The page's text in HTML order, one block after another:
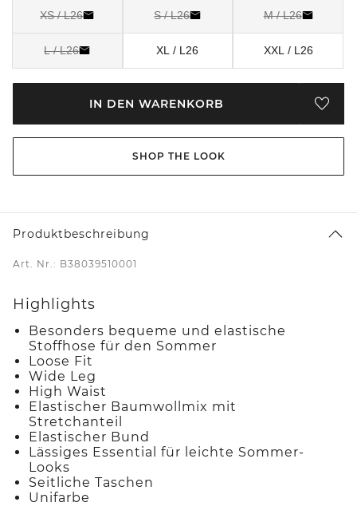
XS / L26 S / L26 M / L26
L / L26 XL / L26 XXL / L26
IN DEN WARENKORB
SHOP THE LOOK
Produktbeschreibung
Art. Nr.: B38039510001
Highlights
Besonders bequeme und elastische
Stoffhose für den Sommer
Loose Fit
Wide Leg
High Waist
Elastischer Baumwollmix mit
Stretchanteil
Elastischer Bund
Lässiges Essential für leichte Sommer-
Looks
Seitliche Taschen
Unifarbe